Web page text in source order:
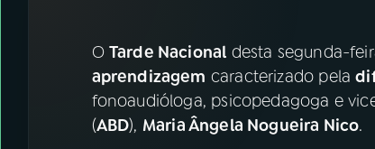
ÚLTIMAS
O Tarde Nacional desta segunda-
aprendizagem caracterizado pela
fonoaudióloga, psicopedagoga e
(ABD), Maria Ângela Nogueira Nico.